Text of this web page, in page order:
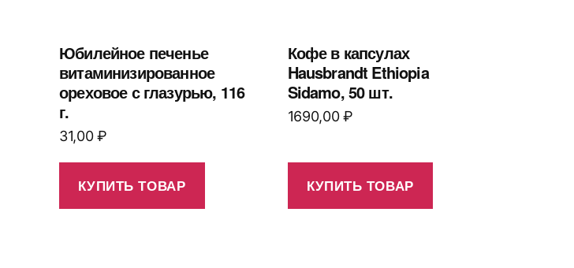
Юбилейное печенье
витаминизированное
ореховое с глазурью, 116
г.
31,00₽
КУПИТЬ ТОВАР
Кофе в капсулах
Hausbrandt Ethiopia
Sidamo, 50 шт.
1690,00₽
КУПИТЬ ТОВАР